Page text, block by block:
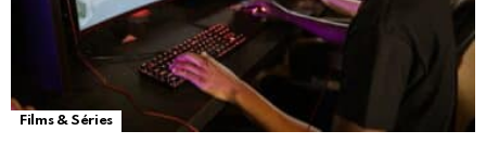
Films & Séries